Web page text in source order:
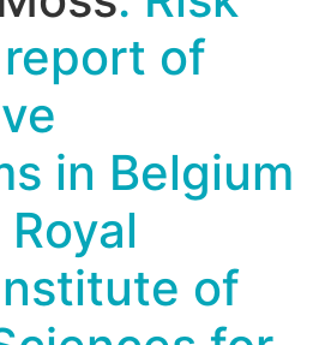
of
in Belgium
of